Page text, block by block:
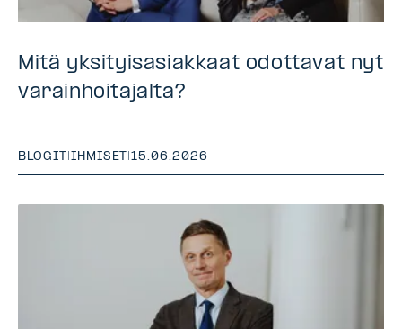
Mitä yksityisasiakkaat odottavat nyt
varainhoitajalta?
BLOGIT IHMISET |15.06.2026